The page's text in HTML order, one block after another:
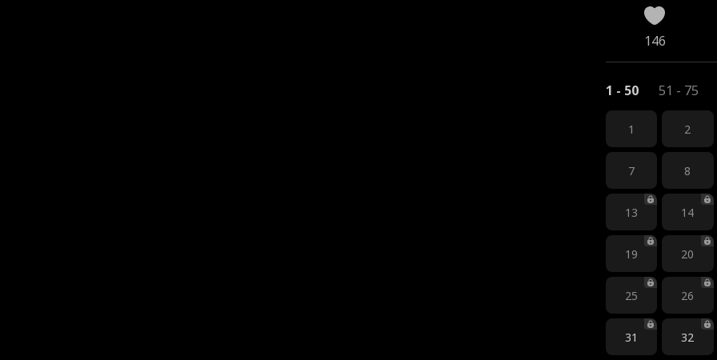
146
1 - 50 51 - 75
1 2
7 8
13 14
19 20
25 26
31 32